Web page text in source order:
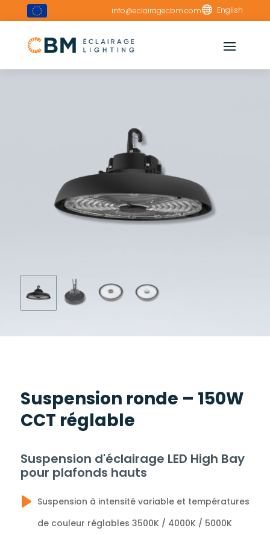
info@eclairagecbm.com English
Suspension ronde – 150W
CCT réglable
Suspension d'éclairage LED High Bay
pour plafonds hauts
Suspension à intensité variable et températures
de couleur réglables 3500K / 4000K / 5000K